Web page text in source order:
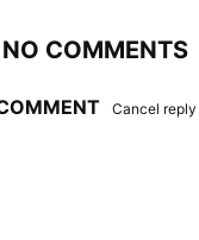
NO COMMENTS
Cancel reply